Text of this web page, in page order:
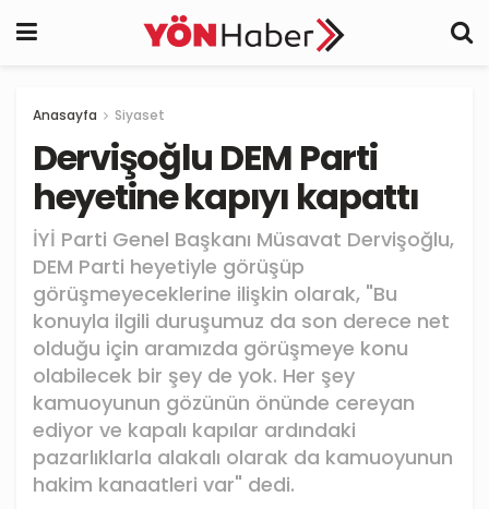
Anasayfa Siyaset
Dervişoğlu DEM Parti
heyetine kapıyı kapattı
İYİ Parti Genel Başkanı Müsavat Dervişoğlu,
DEM Parti heyetiyle görüşüp
görüşmeyeceklerine ilişkin olarak, "Bu
konuyla ilgili duruşumuz da son derece net
olduğu için aramızda görüşmeye konu
olabilecek bir şey de yok. Her şey
kamuoyunun gözünün önünde cereyan
ediyor ve kapalı kapılar ardındaki
pazarlıklarla alakalı olarak da kamuoyunun
hakim kanaatleri var" dedi.